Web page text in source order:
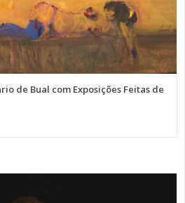
de Bual com Exposições Feitas de